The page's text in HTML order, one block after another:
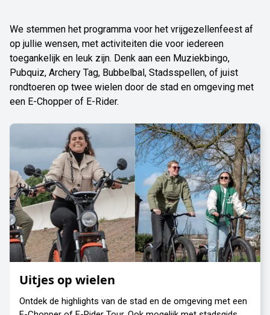
We stemmen het programma voor het vrijgezellenfeest af
op jullie wensen, met activiteiten die voor iedereen
toegankelijk en leuk zijn. Denk aan een Muziekbingo,
Pubquiz, Archery Tag, Bubbelbal, Stadsspellen, of juist
rondtoeren op twee wielen door de stad en omgeving met
een E-Chopper of E-Rider.
Uitjes op wielen
Ontdek de highlights van de stad en de omgeving met een